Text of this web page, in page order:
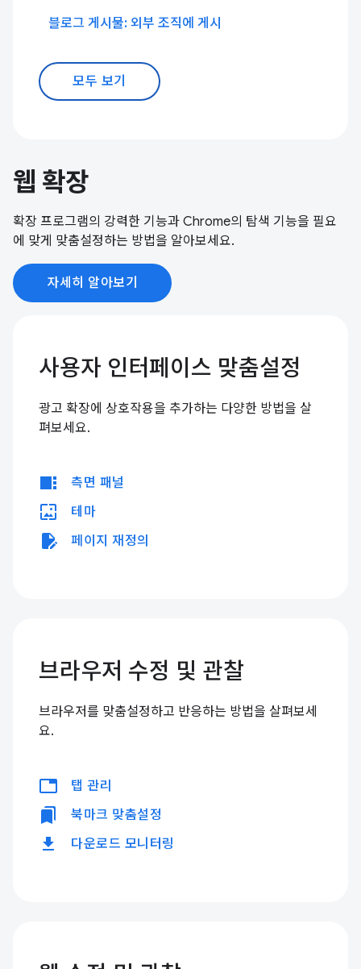
블로그 게시물: 외부 조직에 게시
모두 보기
웹 확장
확장 프로그램의 강력한 기능과 Chrome의 탐색 기능을 필요
에 맞게 맞춤설정하는 방법을 알아보세요.
자세히 알아보기
사용자 인터페이스 맞춤설정
광고 확장에 상호작용을 추가하는 다양한 방법을 살
펴보세요.
view_sidebar 측면 패널
wallpaper 테마
edit_document 페이지 재정의
브라우저 수정 및 관찰
브라우저를 맞춤설정하고 반응하는 방법을 살펴보세
요.
tabs탭 관리
bookmarks 북마크 맞춤설정
download 다운로드 모니터링